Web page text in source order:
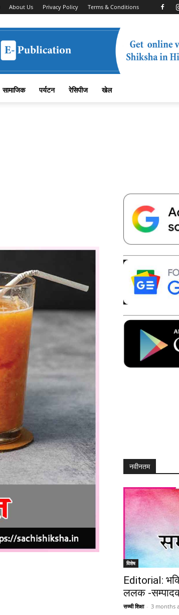
About Us Privacy Policy Terms & Conditions
सामाजिक पर्यटन रेसिपीज खेल
Telegram
नवीनतम
विशेष
Editorial:
ललक -
सच्ची शिक्षा - 3 months